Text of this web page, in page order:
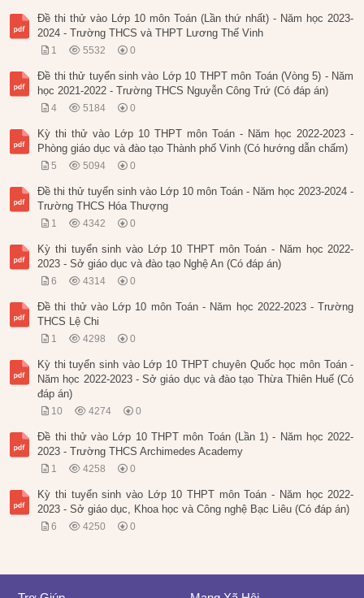
Đề thi thử vào Lớp 10 môn Toán (Lần thứ nhất) - Năm học 2023-
2024 - Trường THCS và THPT Lương Thế Vinh
1 5532 0
Đề thi thử tuyển sinh vào Lớp 10 THPT môn Toán (Vòng 5) - Năm
học 2021-2022 - Trường THCS Nguyễn Công Trứ (Có đáp án)
4 5184 0
Kỳ thi thử vào Lớp 10 THPT môn Toán - Năm học 2022-2023 -
Phòng giáo dục và đào tạo Thành phố Vinh (Có hướng dẫn chấm)
5 5094 0
Đề thi thử tuyển sinh vào Lớp 10 môn Toán - Năm học 2023-2024 -
Trường THCS Hóa Thượng
1 4342 0
Kỳ thi tuyển sinh vào Lớp 10 THPT môn Toán - Năm học 2022-
2023 - Sở giáo dục và đào tạo Nghệ An (Có đáp án)
6 4314 0
Đề thi thử vào Lớp 10 môn Toán - Năm học 2022-2023 - Trường
THCS Lệ Chi
1 4298 0
Kỳ thi tuyển sinh vào Lớp 10 THPT chuyên Quốc học môn Toán -
Năm học 2022-2023 - Sở giáo dục và đào tạo Thừa Thiên Huế (Có
đáp án)
10 4274 0
Đề thi thử vào Lớp 10 THPT môn Toán (Lần 1) - Năm học 2022-
2023 - Trường THCS Archimedes Academy
1 4258 0
Kỳ thi tuyển sinh vào Lớp 10 THPT môn Toán - Năm học 2022-
2023 - Sở giáo dục, Khoa học và Công nghệ Bạc Liêu (Có đáp án)
6 4250 0